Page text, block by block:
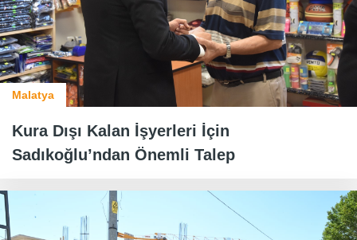
Malatya
Kura Dışı Kalan İşyerleri İçin
Sadıkoğlu’ndan Önemli Talep